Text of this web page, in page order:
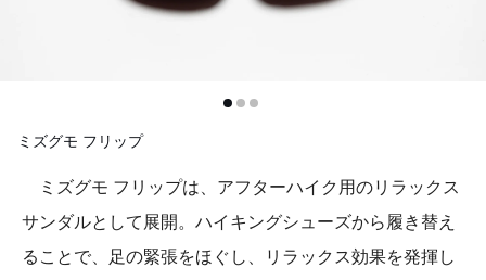
ミズグモ フリップ
ミズグモ フリップは、アフターハイク用のリラックス
サンダルとして展開。ハイキングシューズから履き替え
ることで、足の緊張をほぐし、リラックス効果を発揮し